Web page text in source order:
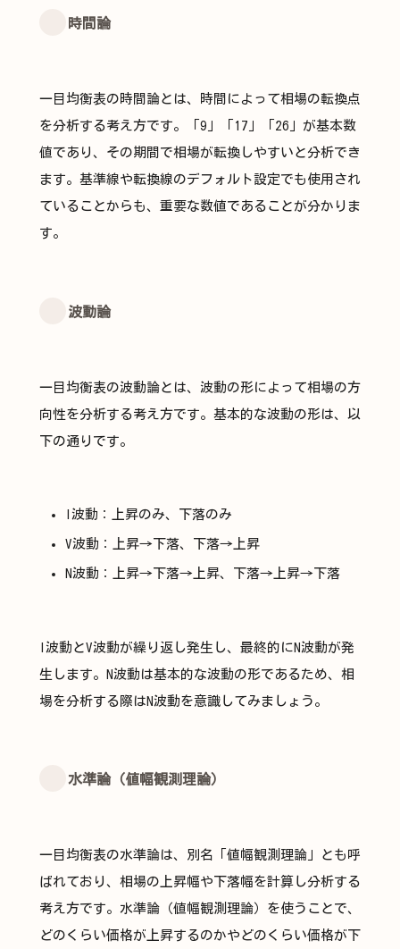
時間論
一目均衡表の時間論とは、時間によって相場の転換点
を分析する考え方です。「9」「17」「26」が基本数
値であり、その期間で相場が転換しやすいと分析でき
ます。基準線や転換線のデフォルト設定でも使用され
ていることからも、重要な数値であることが分かりま
す。
波動論
一目均衡表の波動論とは、波動の形によって相場の方
向性を分析する考え方です。基本的な波動の形は、以
下の通りです。
I波動：上昇のみ、下落のみ
V波動：上昇→下落、下落→上昇
N波動：上昇→下落→上昇、下落→上昇→下落
I波動とV波動が繰り返し発生し、最終的にN波動が発
生します。N波動は基本的な波動の形であるため、相
場を分析する際はN波動を意識してみましょう。
水準論（値幅観測理論）
一目均衡表の水準論は、別名「値幅観測理論」とも呼
ばれており、相場の上昇幅や下落幅を計算し分析する
考え方です。水準論（値幅観測理論）を使うことで、
どのくらい価格が上昇するのかやどのくらい価格が下